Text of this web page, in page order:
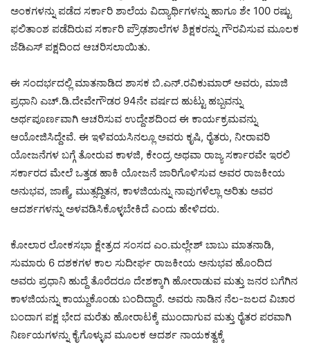
ಅಂಕಗಳನ್ನು ಪಡೆದ ಸರ್ಕಾರಿ ಶಾಲೆಯ ವಿದ್ಯಾರ್ಥಿಗಳನ್ನು ಹಾಗೂ ಶೇ 100 ರಷ್ಟು
ಫಲಿತಾಂಶ ಪಡೆದಿರುವ ಸರ್ಕಾರಿ ಪ್ರೌಢಶಾಲೆಗಳ ಶಿಕ್ಷಕರನ್ನು ಗೌರವಿಸುವ ಮೂಲಕ
ಜೆಡಿಎಸ್ ಪಕ್ಷದಿಂದ ಆಚರಿಸಲಾಯಿತು.
ಈ ಸಂದರ್ಭದಲ್ಲಿ ಮಾತನಾಡಿದ ಶಾಸಕ ಬಿ.ಎನ್.ರವಿಕುಮಾರ್ ಅವರು, ಮಾಜಿ
ಪ್ರಧಾನಿ ಎಚ್.ಡಿ.ದೇವೇಗೌಡರ 94ನೇ ವರ್ಷದ ಹುಟ್ಟು ಹಬ್ಬವನ್ನು
ಅರ್ಥಪೂರ್ಣವಾಗಿ ಆಚರಿಸುವ ಉದ್ದೇಶದಿಂದ ಈ ಕಾರ್ಯಕ್ರಮವನ್ನು
ಆಯೋಜಿಸಿದ್ದೇವೆ. ಈ ಇಳಿವಯಸಿನಲ್ಲೂ ಅವರು ಕೃಷಿ, ರೈತರು, ನೀರಾವರಿ
ಯೋಜನೆಗಳ ಬಗ್ಗೆ ತೋರುವ ಕಾಳಜಿ, ಕೇಂದ್ರ ಅಥವಾ ರಾಜ್ಯ ಸರ್ಕಾರವೇ ಇರಲಿ
ಸರ್ಕಾರದ ಮೇಲೆ ಒತ್ತಡ ಹಾಕಿ ಯೋಜನೆ ಜಾರಿಗೊಳಿಸುವ ಅವರ ರಾಜಕೀಯ
ಅನುಭವ, ಜಾಣ್ಮೆ, ಮುತ್ಸದ್ದಿತನ, ಕಾಳಜಿಯನ್ನು ನಾವುಗಳೆಲ್ಲಾ ಅರಿತು ಅವರ
ಆದರ್ಶಗಳನ್ನು ಅಳವಡಿಸಿಕೊಳ್ಳಬೇಕಿದೆ ಎಂದು ಹೇಳಿದರು.
ಕೋಲಾರ ಲೋಕಸಭಾ ಕ್ಷೇತ್ರದ ಸಂಸದ ಎಂ.ಮಲ್ಲೇಶ್ ಬಾಬು ಮಾತನಾಡಿ,
ಸುಮಾರು 6 ದಶಕಗಳ ಕಾಲ ಸುದೀರ್ಘ ರಾಜಕೀಯ ಅನುಭವ ಹೊಂದಿದ
ಅವರು ಪ್ರಧಾನಿ ಹುದ್ದೆ ತೊರೆದರೂ ದೇಶಕ್ಕಾಗಿ ಹೋರಾಡುವ ಮತ್ತು ಜನರ ಬಗೆಗಿನ
ಕಾಳಜಿಯನ್ನು ಕಾಯ್ದುಕೊಂಡು ಬಂದಿದ್ದಾರೆ. ಅವರು ನಾಡಿನ ನೆಲ-ಜಲದ ವಿಚಾರ
ಬಂದಾಗ ಪಕ್ಷ ಭೇದ ಮರೆತು ಹೋರಾಟಕ್ಕೆ ಮುಂದಾಗುವ ಮತ್ತು ರೈತರ ಪರವಾಗಿ
ನಿರ್ಣಯಗಳನ್ನು ಕೈಗೊಳ್ಳುವ ಮೂಲಕ ಆದರ್ಶ ನಾಯಕತ್ವಕ್ಕೆ